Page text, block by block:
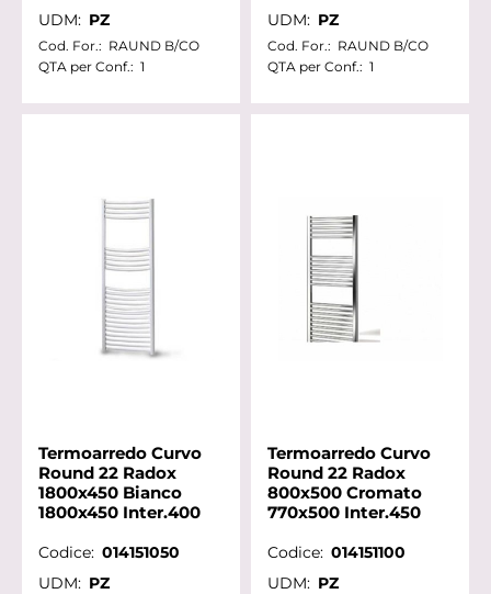
UDM: PZ
Cod. For.: RAUND B/CO
QTA per Conf.: 1
UDM: PZ
Cod. For.: RAUND B/CO
QTA per Conf.: 1
Termoarredo Curvo
Round 22 Radox
1800x450 Bianco
1800x450 Inter.400
Codice: 014151050
UDM: PZ
Termoarredo Curvo
Round 22 Radox
800x500 Cromato
770x500 Inter.450
Codice: 014151100
UDM: PZ